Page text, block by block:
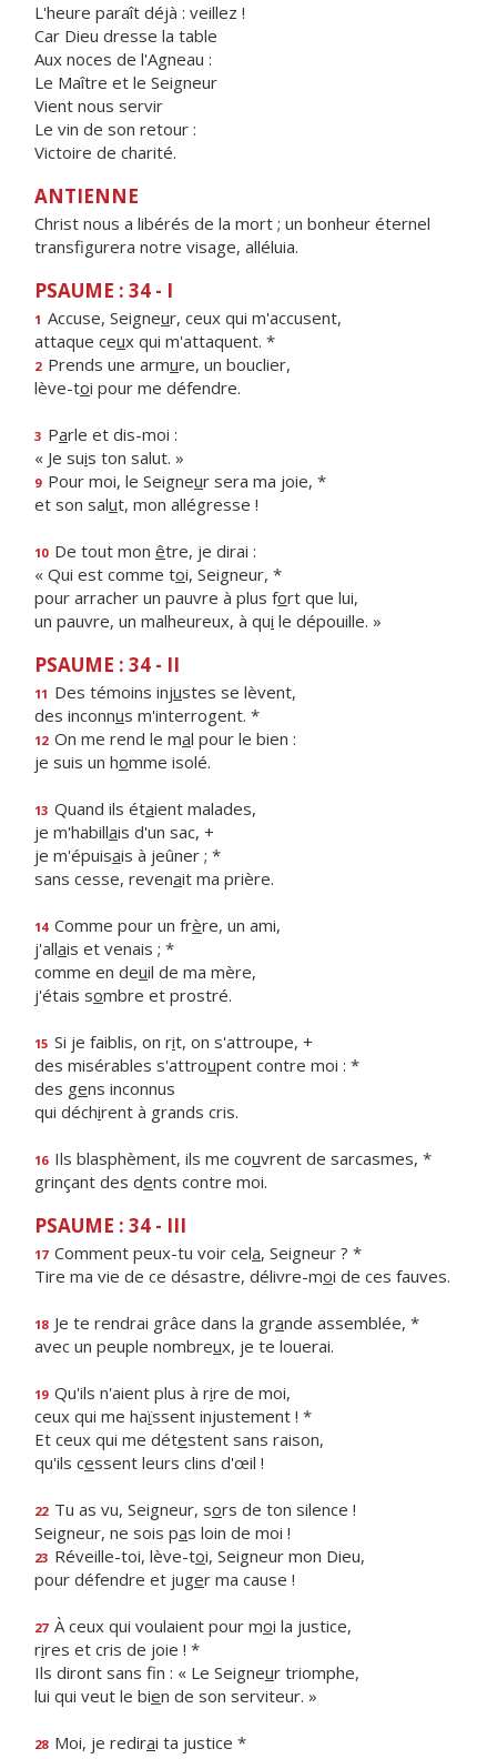
L'heure paraît déjà : veillez !
Car Dieu dresse la table
Aux noces de l'Agneau :
Le Maître et le Seigneur
Vient nous servir
Le vin de son retour :
Victoire de charité.
ANTIENNE
Christ nous a libérés de la mort ; un bonheur éternel
transfigurera notre visage, alléluia.
PSAUME : 34 - I
1 Accuse, Seigneur, ceux qui m'accusent,
attaque ceux qui m'attaquent. *
2 Prends une armure, un bouclier,
lève-toi pour me défendre.
3 Parle et dis-moi :
« Je suis ton salut. »
9 Pour moi, le Seigneur sera ma joie, *
et son salut, mon allégresse !
10 De tout mon être, je dirai :
« Qui est comme toi, Seigneur, *
pour arracher un pauvre à plus fort que lui,
un pauvre, un malheureux, à qui le dépouille. »
PSAUME : 34 - II
11 Des témoins injustes se lèvent,
des inconnus m'interrogent. *
12 On me rend le mal pour le bien :
je suis un homme isolé.
13 Quand ils étaient malades,
je m'habillais d'un sac, +
je m'épuisais à jeûner ; *
sans cesse, revenait ma prière.
14 Comme pour un frère, un ami,
j'allais et venais ; *
comme en deuil de ma mère,
j'étais sombre et prostré.
15 Si je faiblis, on rit, on s'attroupe, +
des misérables s'attroupent contre moi : *
des gens inconnus
qui déchirent à grands cris.
16 Ils blasphèment, ils me couvrent de sarcasmes, *
grinçant des dents contre moi.
PSAUME : 34 - III
17 Comment peux-tu voir cela, Seigneur ? *
Tire ma vie de ce désastre, délivre-moi de ces fauves.
18 Je te rendrai grâce dans la grande assemblée, *
avec un peuple nombreux, je te louerai.
19 Qu'ils n'aient plus à rire de moi,
ceux qui me haïssent injustement ! *
Et ceux qui me détestent sans raison,
qu'ils cessent leurs clins d'œil !
22 Tu as vu, Seigneur, sors de ton silence !
Seigneur, ne sois pas loin de moi !
23 Réveille-toi, lève-toi, Seigneur mon Dieu,
pour défendre et juger ma cause !
27 À ceux qui voulaient pour moi la justice,
rires et cris de joie ! *
Ils diront sans fin : « Le Seigneur triomphe,
lui qui veut le bien de son serviteur. »
28 Moi, je redirai ta justice *